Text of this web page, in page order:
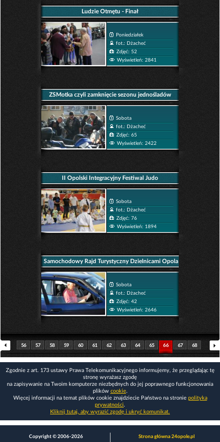
Ludzie Otmętu - Finał
Poniedziałek
fot.: Dżacheć
Zdjęć: 52
Wyświetleń: 2841
ZSMotka czyli zamknięcie sezonu jednośladów
Sobota
fot.: Dżacheć
Zdjęć: 65
Wyświetleń: 2422
II Opolski Integracyjny Festiwal Judo
Sobota
fot.: Dżacheć
Zdjęć: 76
Wyświetleń: 1894
Samochodowy Rajd Turystyczny Dzielnicami Opola
Sobota
fot.: Dżacheć
Zdjęć: 42
Wyświetleń: 2646
56 57 58 59 60 61 62 63 64 65 66 67 68
Zgodnie z art. 173 ustawy Prawa Telekomunikacyjnego informujemy, że przeglądając tę
stronę wyrażasz zgodę
na zapisywanie na Twoim komputerze niezbędnych do jej poprawnego funkcjonowania
plików cookie.
Więcej informacji na temat plików cookie znajdziecie Państwo na stronie polityka
prywatności.
Kliknij tutaj, aby wyrazić zgodę i ukryć komunikat.
Copyright © 2006-2026 Strona główna 24opole.pl